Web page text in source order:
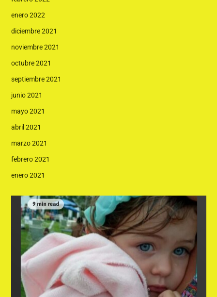
enero 2022
diciembre 2021
noviembre 2021
octubre 2021
septiembre 2021
junio 2021
mayo 2021
abril 2021
marzo 2021
febrero 2021
enero 2021